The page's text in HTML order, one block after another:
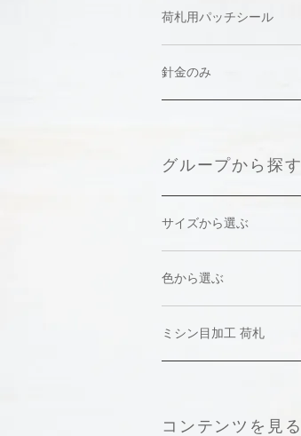
荷札用パッチシール
針金のみ
グループから探す
サイズから選ぶ
色から選ぶ
ミシン目加工 荷札
コンテンツを見る